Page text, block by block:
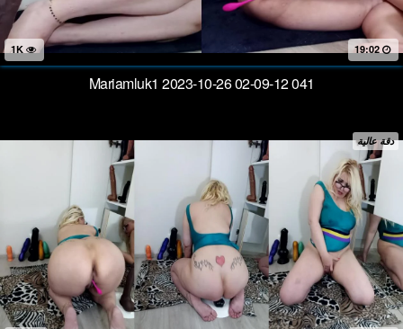
19:02
Mariamluk1 2023-10-26 02-09-12 041
دقة عالية